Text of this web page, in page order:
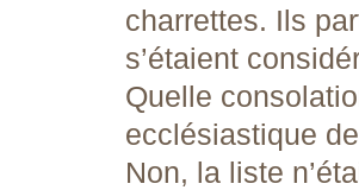
charrettes. Ils
s’étaient
Quelle
ecclésiastique
Non, la liste